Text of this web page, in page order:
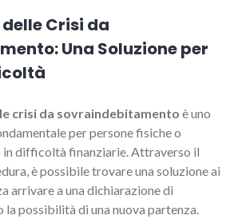
Crisi da
Una Soluzione per
crisi da sovraindebitamento è uno
per persone fisiche o
in difficoltà finanziarie. Attraverso il
è possibile trovare una soluzione ai
arrivare a una dichiarazione di
possibilità di una nuova partenza.